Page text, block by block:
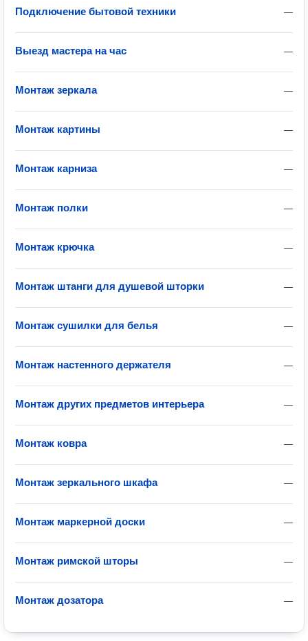
—
Подключение бытовой техники
—
Выезд мастера на час
—
Монтаж зеркала
—
Монтаж картины
—
Монтаж карниза
—
Монтаж полки
—
Монтаж крючка
—
Монтаж штанги для душевой шторки
—
Монтаж сушилки для белья
—
Монтаж настенного держателя
—
Монтаж других предметов интерьера
—
Монтаж ковра
—
Монтаж зеркального шкафа
—
Монтаж маркерной доски
—
Монтаж римской шторы
—
Монтаж дозатора